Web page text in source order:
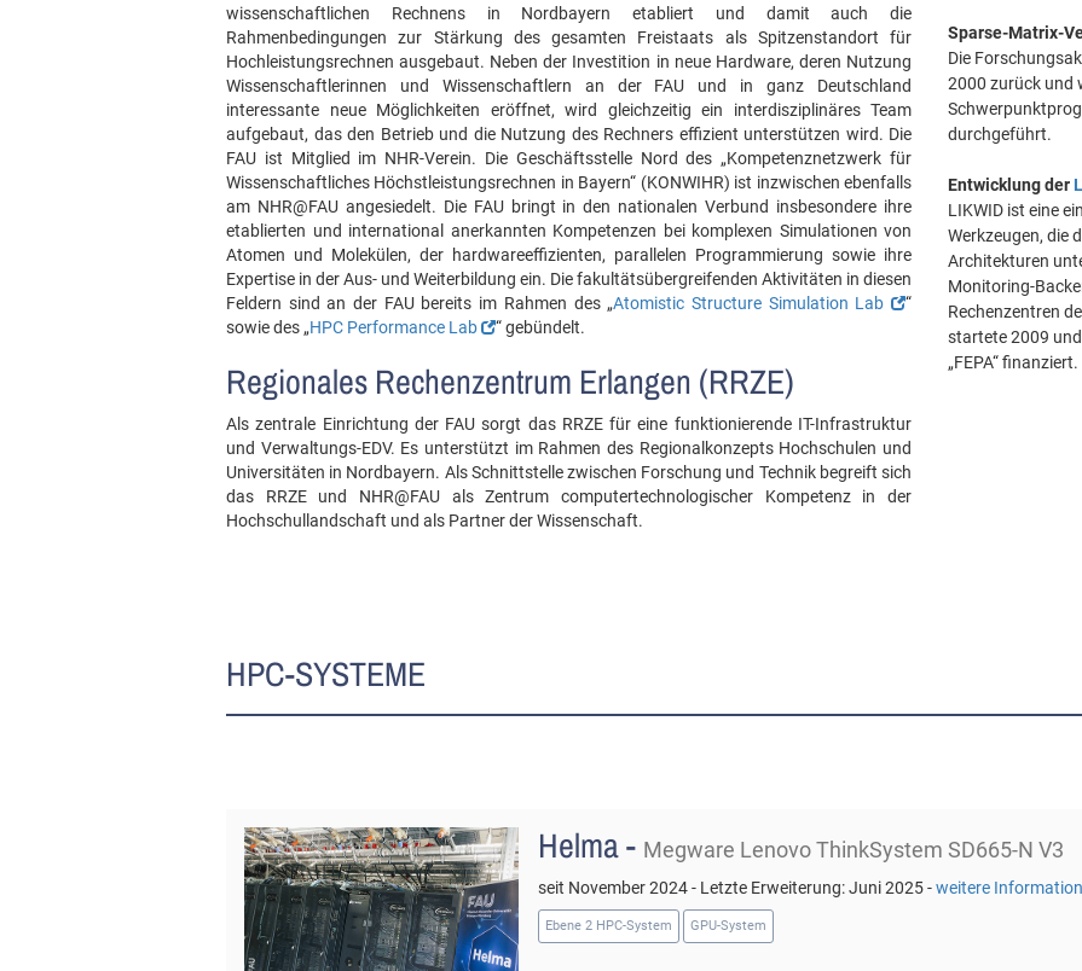
wissenschaftlichen Rechnens in Nordbayern etabliert und damit auch die
Rahmenbedingungen zur Stärkung des gesamten Freistaats als Spitzenstandort für
Hochleistungsrechnen ausgebaut. Neben der Investition in neue Hardware, deren Nutzung
Wissenschaftlerinnen und Wissenschaftlern an der FAU und in ganz Deutschland
interessante neue Möglichkeiten eröffnet, wird gleichzeitig ein interdisziplinäres Team
aufgebaut, das den Betrieb und die Nutzung des Rechners effizient unterstützen wird. Die
FAU ist Mitglied im NHR-Verein. Die Geschäftsstelle Nord des „Kompetenznetzwerk für
Wissenschaftliches Höchstleistungsrechnen in Bayern“ (KONWIHR) ist inzwischen ebenfalls
am NHR@FAU angesiedelt. Die FAU bringt in den nationalen Verbund insbesondere ihre
etablierten und international anerkannten Kompetenzen bei komplexen Simulationen von
Atomen und Molekülen, der hardwareeffizienten, parallelen Programmierung sowie ihre
Expertise in der Aus- und Weiterbildung ein. Die fakultätsübergreifenden Aktivitäten in diesen
Feldern sind an der FAU bereits im Rahmen des „Atomistic Structure Simulation Lab
“
sowie des „HPC Performance Lab “ gebündelt.
Regionales Rechenzentrum Erlangen (RRZE)
Als zentrale Einrichtung der FAU sorgt das RRZE für eine funktionierende IT-Infrastruktur
und Verwaltungs-EDV. Es unterstützt im Rahmen des Regionalkonzepts Hochschulen und
Universitäten in Nordbayern. Als Schnittstelle zwischen Forschung und Technik begreift sich
das RRZE und NHR@FAU als Zentrum computertechnologischer Kompetenz in der
Hochschullandschaft und als Partner der Wissenschaft.
Sparse-Matrix-
Die
2000 zurück und
durchgeführt.
Entwicklung der
LIKWID ist eine
Werkzeugen, die
Architekturen
Monitoring-
Rechenzentren
startete 2009
„FEPA“ finanziert.
HPC-SYSTEME
© Iannicelli/FAU Helma - Megware Lenovo ThinkSystem SD665-N V3
seit November 2024 - Letzte Erweiterung: Juni 2025 -weitere
Ebene 2 HPC-System GPU-System